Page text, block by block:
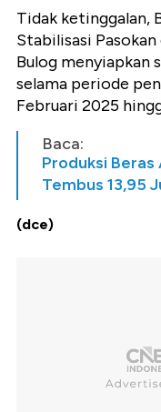
Tidak ketinggalan,
Stabilisasi Pasokan
Bulog menyiapkan
selama periode
Februari 2025
Baca:
Produksi Beras
Tembus 13,95
(dce)